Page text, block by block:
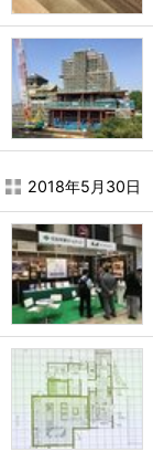
2018年5月30日